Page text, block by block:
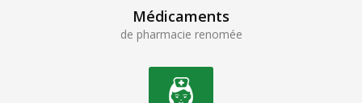
Médicaments
de pharmacie renomée